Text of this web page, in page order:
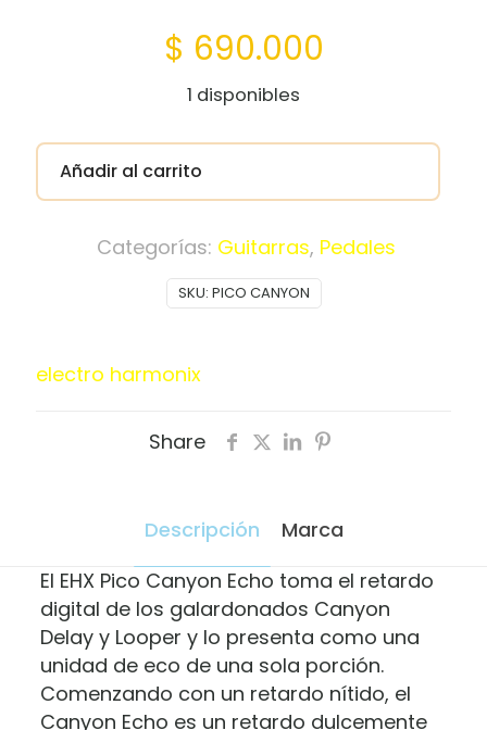
$ 690.000
1 disponibles
Añadir al carrito
SKU: PICO CANYON
Categorías: Guitarras, Pedales
electro harmonix
Share
Descripción
Marca
El EHX Pico Canyon Echo toma el retardo
digital de los galardonados Canyon
Delay y Looper y lo presenta como una
unidad de eco de una sola porción.
Comenzando con un retardo nítido, el
Canyon Echo es un retardo dulcemente